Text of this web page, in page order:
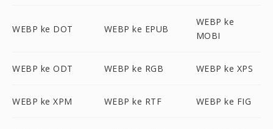
WEBP ke DOT WEBP ke EPUB
WEBP ke
MOBI
WEBP ke ODT WEBP ke RGB WEBP ke XPS
WEBP ke XPM WEBP ke RTF WEBP ke FIG